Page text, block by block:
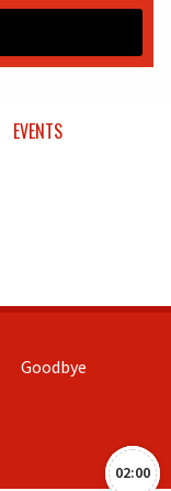
02:00
EVENTS
Goodbye